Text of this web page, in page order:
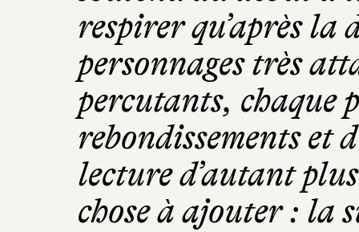
respirer qu’après la
personnages très
percutants, chaque
rebondissements et
lecture d’autant
chose à ajouter : la